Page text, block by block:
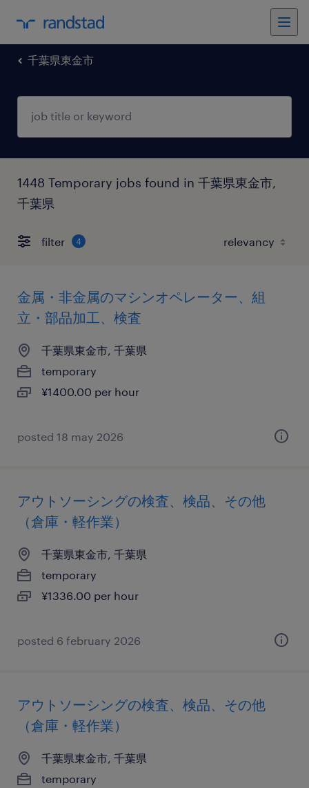
千葉県東金市
1448 Temporary jobs found in 千葉県東金市,
千葉県
filter 4
金属・非金属のマシンオペレーター、組
立・部品加工、検査
千葉県東金市, 千葉県
temporary
¥1400.00 per hour
posted 18 may 2026
アウトソーシングの検査、検品、その他
（倉庫・軽作業）
千葉県東金市, 千葉県
temporary
¥1336.00 per hour
posted 6 february 2026
アウトソーシングの検査、検品、その他
（倉庫・軽作業）
千葉県東金市, 千葉県
temporary